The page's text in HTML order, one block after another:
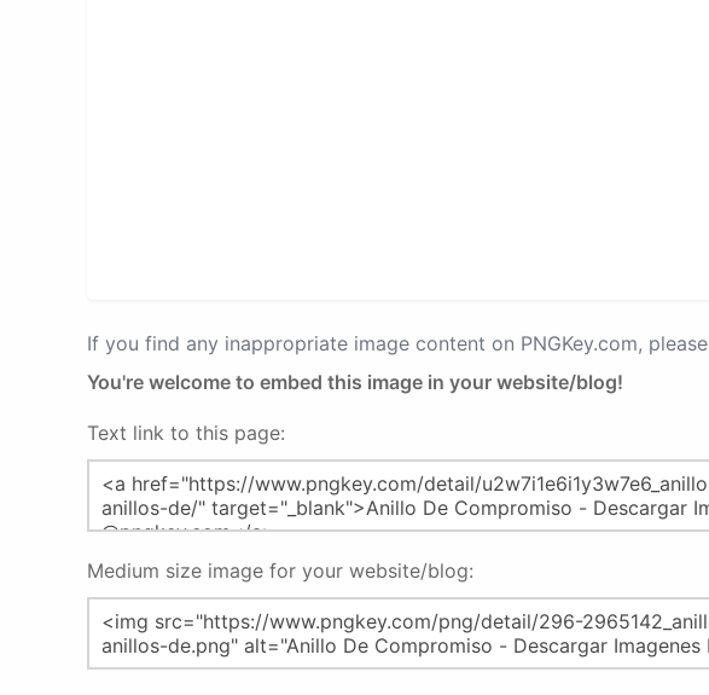
If you find any inappropriate image content on PNGKey.com, please
You're welcome to embed this image in your website/blog!
Text link to this page:
Medium size image for your website/blog: